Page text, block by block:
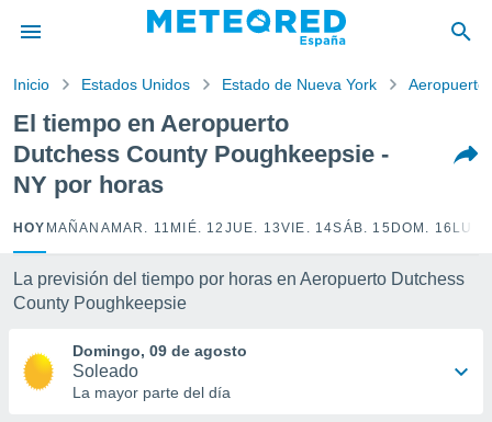
por
para
la
se
calidad.
a este
las
y
digital
basada
Inicio Estados Unidos Estado de Nueva York Aeropuerto
El tiempo en Aeropuerto
Dutchess County Poughkeepsie -
NY por horas
HOY MAÑANA MAR. 11 MIÉ. 12 JUE. 13VIE. 14SÁB. 15 DOM. 16
La previsión del tiempo por horas en Aeropuerto Dutchess
County Poughkeepsie
Domingo, 09 de agosto
Soleado
La mayor parte del día